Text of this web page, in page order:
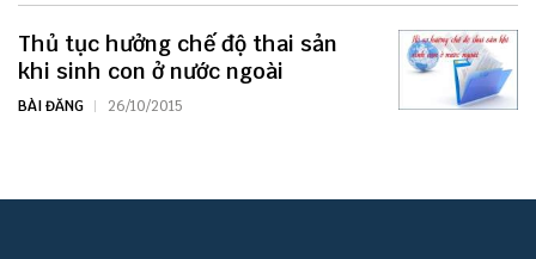
Thủ tục hưởng chế độ thai sản
khi sinh con ở nước ngoài
BÀI ĐĂNG 26/10/2015